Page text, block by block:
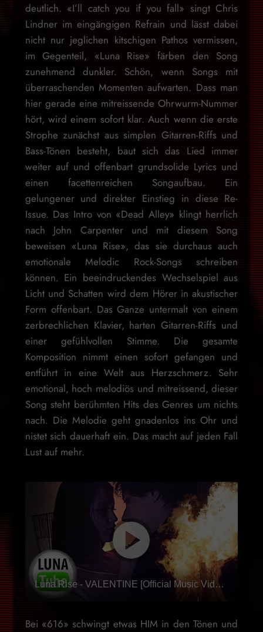
deutlich. «I’ll catch you if you fall» singt Chris
Lindner im eingängigen Refrain und lässt dabei
nicht nur jeglichen kitschigen Pathos vermissen,
im Gegenteil, «Luna Rise» färben den Song
zunehmend dunkler. Schön, wenn Songs mit
überraschenden Momenten aufwarten. Dass man
hier gerade eine mitreissende Ohrwurm-Nummer
hört, wird einem sofort klar. Auch wenn die erste
Strophe zunächst aus simplen Gitarren-Riffs und
Bass-Tönen besteht, baut sich das Lied immer
weiter auf und offenbart grundsolide Lyrics und
einen facettenreichen Songaufbau. Ein
gelungener und direkter Einstieg in diese Re-
Issue. Das Intro von «Dead Alley» klingt herrlich
nach John Carpenter und mit diesem Song
beweisen «Luna Rise», das sie durchaus auch
emotionale Melodic Rock-Songs schreiben
können. Ein beeindruckendes Wechselspiel aus
Licht und Schatten wird dem Hörer in akustischer
Form offenbart. Das Ganze untermalt von einem
zerbrechlichen Klavier, harten Gitarren-Riffs und
einer gefühlvollen Stimme. Die gesamte
Komposition nimmt einen sofort gefangen und
entführt in eine Welt aus Herzschmerz. Sehr
emotional, hoch melodiös und mitreissend, dieser
Song steht berühmten Hits des Genres um nichts
nach. Die Melodie geht gnadenlos ins Ohr und
nistet sich dauerhaft ein. Das macht auf jeden Fall
Lust auf mehr.
Luna Rise - VALENTINE [Official Music Video]ᴴᴰ
Bei «616» schwingt etwas HIM in den Tönen und